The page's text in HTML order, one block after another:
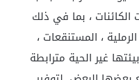
، بما في ذلك
، المستنقعات ،
غير الحية مترابطة